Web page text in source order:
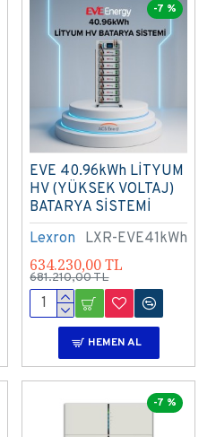
-7 %
Lexron LXR-EVE41kWh
EVE 40.96kWh LİTYUM
HV (YÜKSEK VOLTAJ)
BATARYA SİSTEMİ
634.230,00 TL
681.210,00 TL
HEMEN AL
-7 %